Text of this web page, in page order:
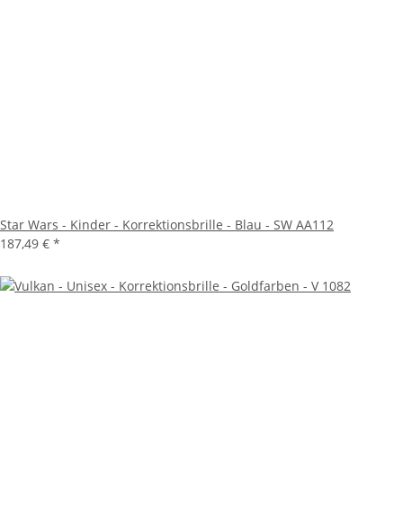
Star Wars - Kinder - Korrektionsbrille - Blau - SW AA112
187,49 € *